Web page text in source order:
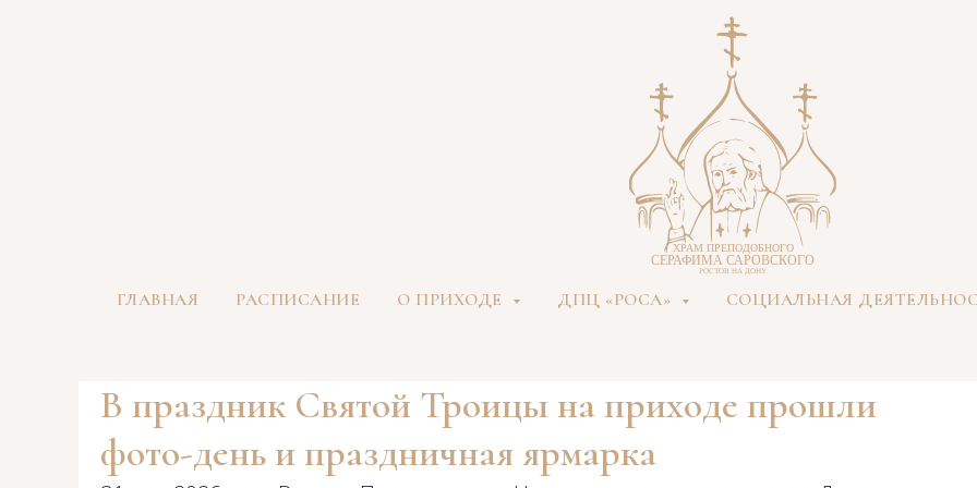
ГЛАВНАЯ РАСПИСАНИЕ О ПРИХОДЕ ДПЦ «РОСА» СОЦИАЛЬНАЯ
В праздник Святой Троицы на приходе прошли
фото-день и праздничная ярмарка